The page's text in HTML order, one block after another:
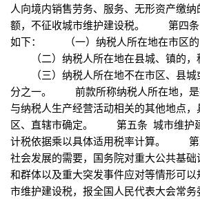
人向境内销售劳务、服务、无形资产缴
额，不征收城市维护建设税。 第四条
如下： （一）纳税人所在地在市区的
（二）纳税人所在地在县城、镇的，
（三）纳税人所在地不在市区、县城
分之一。 前款所称纳税人所在地，是
与纳税人生产经营活动相关的其他地点
区、直辖市确定。 第五条 城市维护
计税依据乘以具体适用税率计算。 第
社会发展的需要，国务院对重大公共基
和群体以及重大突发事件应对等情形可
市维护建设税，报全国人民代表大会